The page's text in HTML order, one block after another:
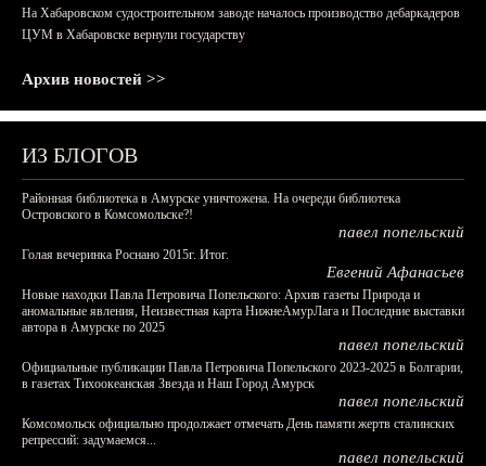
На Хабаровском судостроительном заводе началось производство дебаркадеров
ЦУМ в Хабаровске вернули государству
Архив новостей >>
ИЗ БЛОГОВ
Районная библиотека в Амурске уничтожена. На очереди библиотека
Островского в Комсомольске?!
павел попельский
Голая вечеринка Роснано 2015г. Итог.
Евгений Афанасьев
Новые находки Павла Петровича Попельского: Архив газеты Природа и
аномальные явления, Неизвестная карта НижнеАмурЛага и Последние выставки
автора в Амурске по 2025
павел попельский
Официальные публикации Павла Петровича Попельского 2023-2025 в Болгарии,
в газетах Тихоокеанская Звезда и Наш Город Амурск
павел попельский
Комсомольск официально продолжает отмечать День памяти жертв сталинских
репрессий: задумаемся...
павел попельский